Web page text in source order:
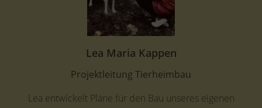
Lea Maria Kappen
Projektleitung Tierheimbau
Lea entwickelt Pläne für den Bau unseres eigenen